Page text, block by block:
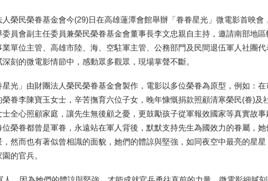
人榮民榮眷基金會今(29)日在高雄蓮潭會館舉辦「眷眷星光」微電影首映會
委員會副主任委員兼榮民榮眷基金會董事長李文忠親自主持，邀請南部地區
業單位主管、高雄市陸、海、空駐軍主管、公務部門及民間退伍軍人社團
深刻的微電影情節中，感動眾多觀眾，現場掌聲不斷。
星光」由財團法人榮民榮眷基金會製作，電影以多位榮眷為原型，例如：
榮眷李陳寶玉女士，辛苦撫育六位子女，晚年慷慨捐款照顧清寒榮民(眷)及
士全心照顧家庭，讓先生無後顧之憂，更鼓勵孩子從軍報效國家等真實故
位榮眷都曾是軍眷，永遠站在軍人背後，默默支持先生為國效力的眷屬，
，然而也有著似曾相識的面貌，她們的體諒與堅強，如同夜空中最亮的星
的官兵。